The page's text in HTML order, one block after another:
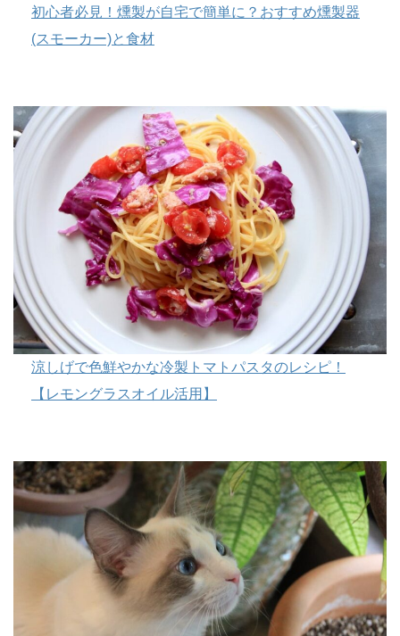
初心者必見！燻製が自宅で簡単に？おすすめ燻製器
(スモーカー)と食材
涼しげで色鮮やかな冷製トマトパスタのレシピ！
【レモングラスオイル活用】